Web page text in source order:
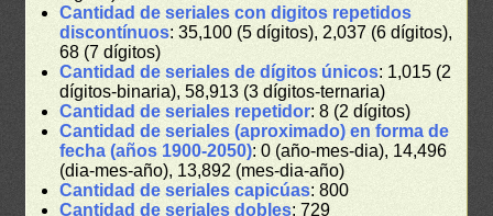
Cantidad de seriales con digitos repetidos
discontínuos: 35,100 (5 dígitos), 2,037 (6 dígitos),
68 (7 dígitos)
Cantidad de seriales de dígitos únicos: 1,015 (2
dígitos-binaria), 58,913 (3 dígitos-ternaria)
Cantidad de seriales repetidor: 8 (2 dígitos)
Cantidad de seriales (aproximado) en forma de
fecha (años 1900-2050): 0 (año-mes-dia), 14,496
(dia-mes-año), 13,892 (mes-dia-año)
Cantidad de seriales capicúas: 800
Cantidad de seriales dobles: 729